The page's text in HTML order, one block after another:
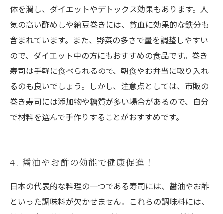
体を潤し、ダイエットやデトックス効果もあります。人
気の高い酢めしや納豆巻きには、貧血に効果的な鉄分も
含まれています。また、野菜の多さで量を調整しやすい
ので、ダイエット中の方にもおすすめの食品です。巻き
寿司は手軽に食べられるので、朝食やお弁当に取り入れ
るのも良いでしょう。しかし、注意点としては、市販の
巻き寿司には添加物や糖質が多い場合があるので、自分
で材料を選んで手作りすることがおすすめです。
4. 醤油やお酢の効能で健康促進！
日本の代表的な料理の一つである寿司には、醤油やお酢
といった調味料が欠かせません。これらの調味料には、